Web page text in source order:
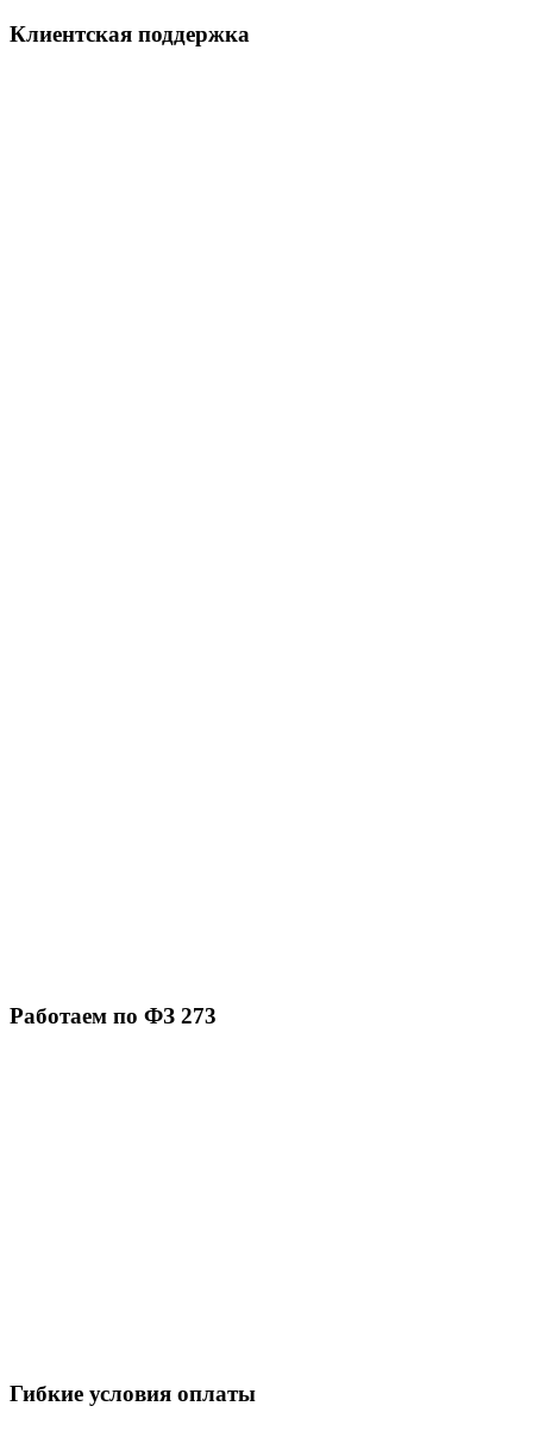
Клиентская поддержка
Работаем по ФЗ 273
Гибкие условия оплаты